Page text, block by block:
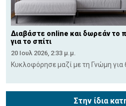
Διαβάστε online και δωρεάν το
για το σπίτι
20 Ιουλ 2026, 2:33 μ.μ.
Κυκλοφόρησε μαζί με τη Γνώμη για
Στην ίδια